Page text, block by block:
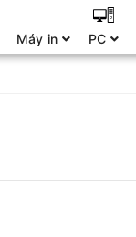
Máy in PC